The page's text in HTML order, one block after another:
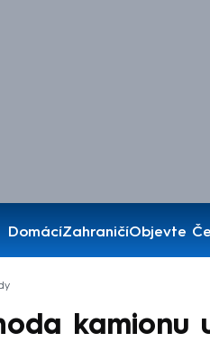
DomácíZahraničíObjevte
Pořady
kamionu